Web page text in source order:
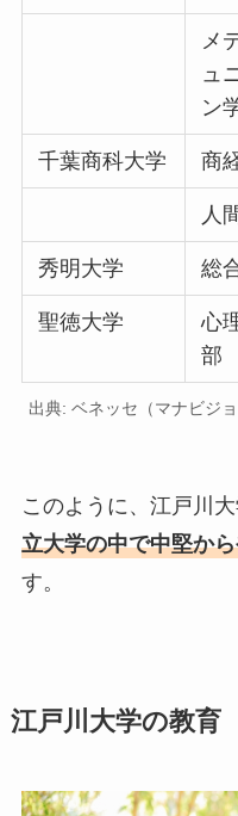
メ
ュ
ン
千葉商科大学 商
人
秀明大学 総
聖徳大学
心
部
出典: ベネッセ（マナビジョ
このように、江戸川
立大学の中で中堅か
す。
江戸川大学の教育